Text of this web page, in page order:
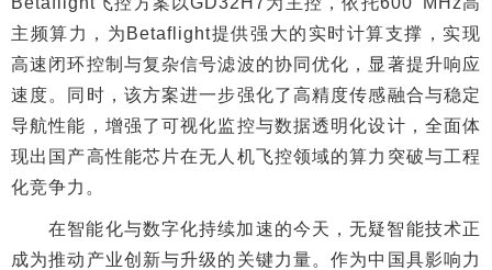
主频算力，为Betaflight提供强大的实时计算支撑，实现
高速闭环控制与复杂信号滤波的协同优化，显著提升响应
速度。同时，该方案进一步强化了高精度传感融合与稳定
导航性能，增强了可视化监控与数据透明化设计，全面体
现出国产高性能芯片在无人机飞控领域的算力突破与工程
化竞争力。
在智能化与数字化持续加速的今天，无疑智能技术正
成为推动产业创新与升级的关键力量。作为中国具影响力